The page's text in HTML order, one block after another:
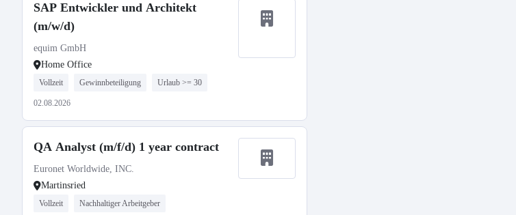
SAP Entwickler und Architekt
(m/w/d)
equim GmbH
Home Office
Vollzeit Gewinnbeteiligung Urlaub >= 30
02.08.2026
QA Analyst (m/f/d) 1 year contract
Euronet Worldwide, INC.
Martinsried
Vollzeit Nachhaltiger Arbeitgeber